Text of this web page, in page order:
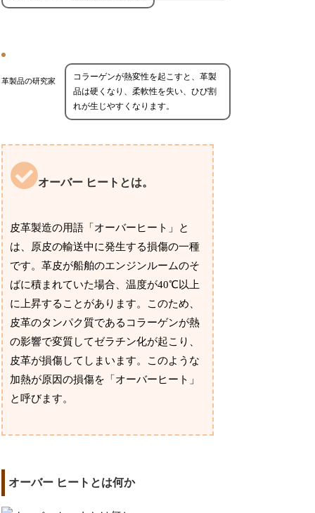
革製品の研究家
コラーゲンが熱変性を起こすと、革製
品は硬くなり、柔軟性を失い、ひび割
れが生じやすくなります。
オーバー ヒートとは。
皮革製造の用語「オーバーヒート」と
は、原皮の輸送中に発生する損傷の一種
です。革皮が船舶のエンジンルームのそ
ばに積まれていた場合、温度が40℃以上
に上昇することがあります。このため、
皮革のタンパク質であるコラーゲンが熱
の影響で変質してゼラチン化が起こり、
皮革が損傷してしまいます。このような
加熱が原因の損傷を「オーバーヒート」
と呼びます。
オーバー ヒートとは何か